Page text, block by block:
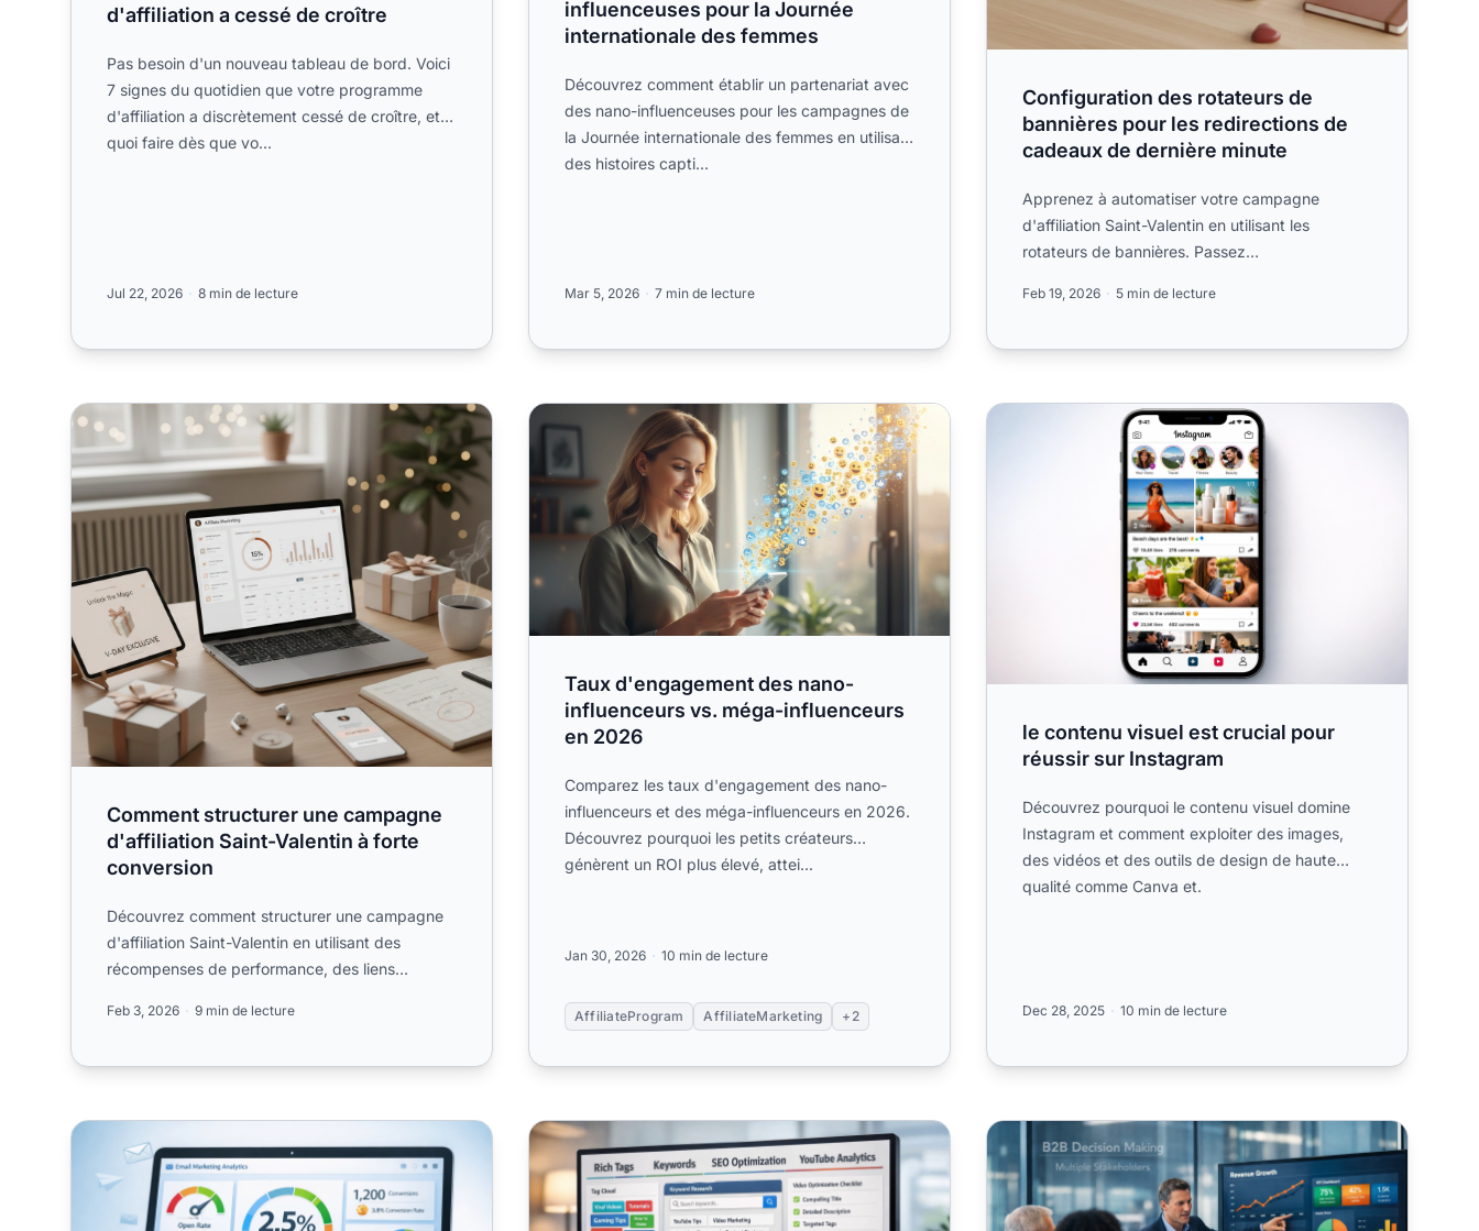
d'affiliation a cessé de croître
Pas besoin d'un nouveau tableau de bord. Voici
7 signes du quotidien que votre programme
d'affiliation a discrètement cessé de croître, et
quoi faire dès que vo...
Jul 22, 2026 8 min de lecture
influenceuses pour la Journée
internationale des femmes
Découvrez comment établir un partenariat avec
des nano-influenceuses pour les campagnes de
la Journée internationale des femmes en utilisant
des histoires capti...
Mar 5, 2026 7 min de lecture
Configuration des rotateurs de
bannières pour les redirections de
cadeaux de dernière minute
Apprenez à automatiser votre campagne
d'affiliation Saint-Valentin en utilisant les
rotateurs de bannières. Passez
pr...
Feb 19, 2026 5 min de lecture
Comment structurer une campagne d'affiliation Saint-Valentin à forte conversion
Comment structurer une campagne
d'affiliation Saint-Valentin à forte
conversion
Découvrez comment structurer une campagne
d'affiliation Saint-Valentin en utilisant des
récompenses de performance, des liens
Feb 3, 2026 9 min de lecture
Taux d'engagement des nano-influenceurs vs. méga-influenceurs en 2026
Taux d'engagement des nano-
influenceurs vs. méga-influenceurs
en 2026
Comparez les taux d'engagement des nano-
influenceurs et des méga-influenceurs en 2026.
Découvrez pourquoi les petits créateurs
génèrent un ROI plus élevé, attei...
Jan 30, 2026 10 min de lecture
AffiliateProgram AffiliateMarketing +2
le contenu visuel est crucial pour réussir sur Instagram
le contenu visuel est crucial pour
réussir sur Instagram
Découvrez pourquoi le contenu visuel domine
Instagram et comment exploiter des images,
des vidéos et des outils de design de haute
qualité comme Canva et.
Dec 28, 2025 10 min de lecture
améliorer le taux de clics des emails : Guide complet Augmentez vos revenus d’affiliation YouTube Avantages d'une marque B2B forte